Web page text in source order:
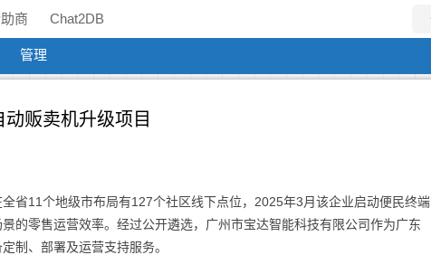
商 Chat2DB
管理
贩卖机升级项目
省11个地级市布局有127个社区线下点位，2025年3月该企业启动便民终端
的零售运营效率。经过公开遴选，广州市宝达智能科技有限公司作为广东
制、部署及运营支持服务。